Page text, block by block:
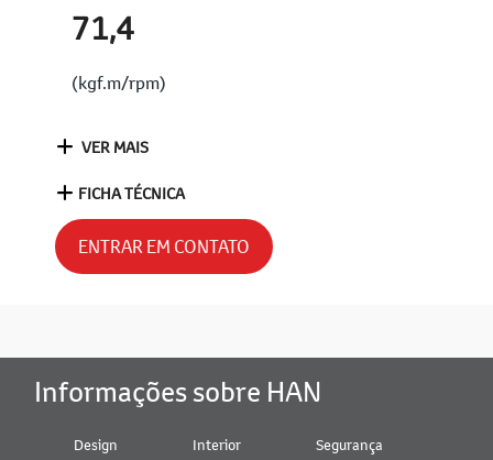
71,4
(kgf.m/rpm)
VER MAIS
FICHA TÉCNICA
ENTRAR EM CONTATO
Informações sobre HAN
Design Interior Segurança